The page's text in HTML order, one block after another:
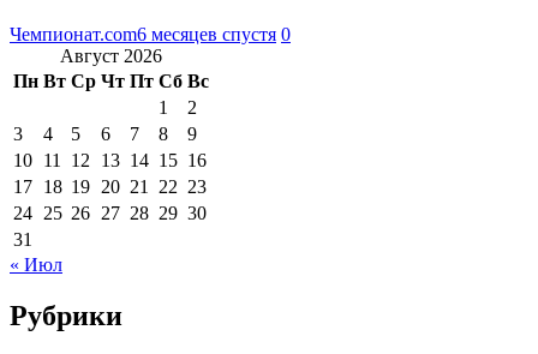
Чемпионат.com6 месяцев спустя 0
Август 2026
Пн Вт Ср Чт Пт Сб Вс
1
2
3
4 5 6 7 8
9
10 11 12 13 14 15 16
17 18 19 20 21 22 23
24 25 26 27 28 29 30
31
« Июл
Рубрики